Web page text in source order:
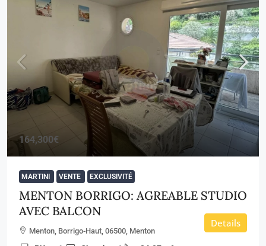
164,300€
MARTINI VENTE EXCLUSIVITÉ
MENTON BORRIGO: AGREABLE STUDIO
AVEC BALCON
Menton, Borrigo-Haut, 06500, Menton
Details